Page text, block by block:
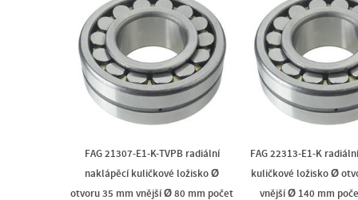
FAG 21307-E1-K-TVPB radiální
naklápěcí kuličkové ložisko Ø
otvoru 35 mm vnější Ø 80 mm počet
FAG 22313-E1-K
kuličkové ložisko Ø
vnější Ø 140 mm